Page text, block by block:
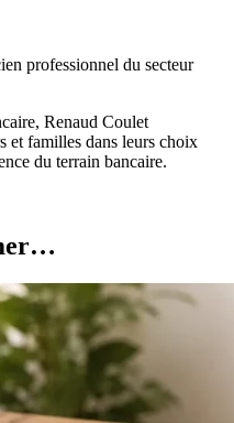
professionnel du secteur
Renaud Coulet
et familles dans leurs choix
du terrain bancaire.